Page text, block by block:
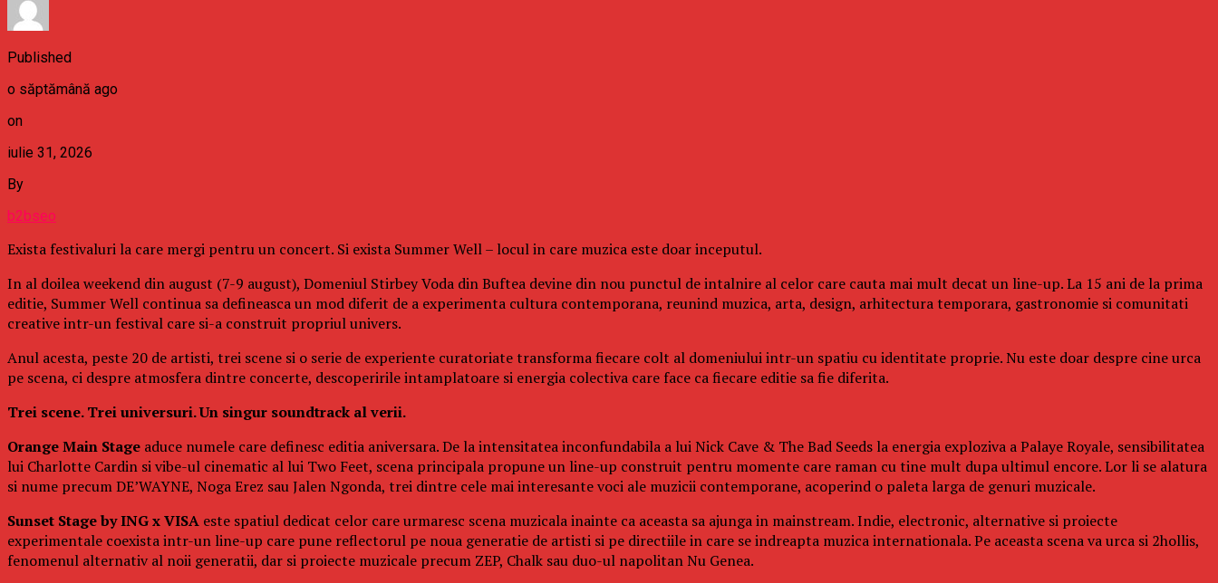
Published
o săptămână ago
on
iulie 31, 2026
By
b2bseo
Exista festivaluri la care mergi pentru un concert. Si exista Summer Well – locul in care muzica este doar inceputul.
In al doilea weekend din august (7-9 august), Domeniul Stirbey Voda din Buftea devine din nou punctul de intalnire al celor care cauta mai mult decat un line-up. La 15 ani de la prima
editie, Summer Well continua sa defineasca un mod diferit de a experimenta cultura contemporana, reunind muzica, arta, design, arhitectura temporara, gastronomie si comunitati
creative intr-un festival care si-a construit propriul univers.
Anul acesta, peste 20 de artisti, trei scene si o serie de experiente curatoriate transforma fiecare colt al domeniului intr-un spatiu cu identitate proprie. Nu este doar despre cine urca
pe scena, ci despre atmosfera dintre concerte, descoperirile intamplatoare si energia colectiva care face ca fiecare editie sa fie diferita.
Trei scene. Trei universuri. Un singur soundtrack al verii.
Orange Main Stage aduce numele care definesc editia aniversara. De la intensitatea inconfundabila a lui Nick Cave & The Bad Seeds la energia exploziva a Palaye Royale, sensibilitatea
lui Charlotte Cardin si vibe-ul cinematic al lui Two Feet, scena principala propune un line-up construit pentru momente care raman cu tine mult dupa ultimul encore. Lor li se alatura
si nume precum DE’WAYNE, Noga Erez sau Jalen Ngonda, trei dintre cele mai interesante voci ale muzicii contemporane, acoperind o paleta larga de genuri muzicale.
Sunset Stage by ING x VISA este spatiul dedicat celor care urmaresc scena muzicala inainte ca aceasta sa ajunga in mainstream. Indie, electronic, alternative si proiecte
experimentale coexista intr-un line-up care pune reflectorul pe noua generatie de artisti si pe directiile in care se indreapta muzica internationala. Pe aceasta scena va urca si 2hollis,
fenomenul alternativ al noii generatii, dar si proiecte muzicale precum ZEP, Chalk sau duo-ul napolitan Nu Genea.